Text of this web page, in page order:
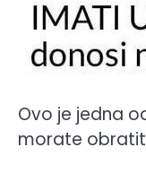
Ovo je jedna
morate